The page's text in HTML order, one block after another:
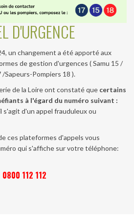
D'URGENCE
un changement a été apporté aux
de gestion d'urgences ( Samu 15 /
Sapeurs-Pompiers 18 ).
de la Loire ont constaté que certains
à l'égard du numéro suivant :
s'agit d'un appel frauduleux ou
ces plateformes d'appels vous
qui s'affiche sur votre téléphone:
0800 112 112